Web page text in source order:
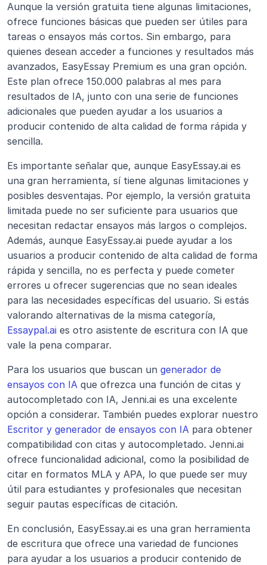
Aunque la versión gratuita tiene algunas limitaciones,
ofrece funciones básicas que pueden ser útiles para
tareas o ensayos más cortos. Sin embargo, para
quienes desean acceder a funciones y resultados más
avanzados, EasyEssay Premium es una gran opción.
Este plan ofrece 150.000 palabras al mes para
resultados de IA, junto con una serie de funciones
adicionales que pueden ayudar a los usuarios a
producir contenido de alta calidad de forma rápida y
sencilla.
Es importante señalar que, aunque EasyEssay.ai es
una gran herramienta, sí tiene algunas limitaciones y
posibles desventajas. Por ejemplo, la versión gratuita
limitada puede no ser suficiente para usuarios que
necesitan redactar ensayos más largos o complejos.
Además, aunque EasyEssay.ai puede ayudar a los
usuarios a producir contenido de alta calidad de forma
rápida y sencilla, no es perfecta y puede cometer
errores u ofrecer sugerencias que no sean ideales
para las necesidades específicas del usuario. Si estás
Essaypal.ai es otro asistente de escritura con IA que
vale la pena comparar.
Para los usuarios que buscan un generador de
ensayos con IA que ofrezca una función de citas y
autocompletado con IA, Jenni.ai es una excelente
Escritor y generador de ensayos con IA para obtener
compatibilidad con citas y autocompletado. Jenni.ai
ofrece funcionalidad adicional, como la posibilidad de
citar en formatos MLA y APA, lo que puede ser muy
útil para estudiantes y profesionales que necesitan
seguir pautas específicas de citación.
En conclusión, EasyEssay.ai es una gran herramienta
de escritura que ofrece una variedad de funciones
para ayudar a los usuarios a producir contenido de